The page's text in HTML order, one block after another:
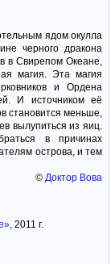
ядом окулла
черного дракона
в Свирепом Океане,
магия. Эта магия
и Ордена
И источником её
становится меньше,
вылупиться из яиц.
в причинах
острова, и тем
© Доктор Вова
, 2011 г.